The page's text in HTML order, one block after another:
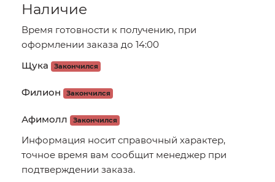
Наличие
Время готовности к получению, при
оформлении заказа до 14:00
Щука
Закончился
Филион Закончился
Афимолл Закончился
Информация носит справочный характер,
точное время вам сообщит менеджер при
подтверждении заказа.